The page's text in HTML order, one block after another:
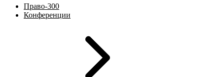
Право-300
Конференции